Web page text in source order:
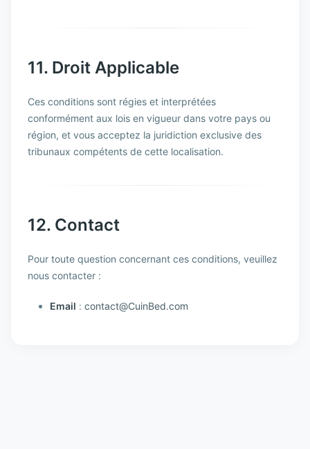
11. Droit Applicable
Ces conditions sont régies et interprétées
conformément aux lois en vigueur dans votre pays ou
région, et vous acceptez la juridiction exclusive des
tribunaux compétents de cette localisation.
12. Contact
Pour toute question concernant ces conditions, veuillez
nous contacter :
Email : contact@CuinBed.com